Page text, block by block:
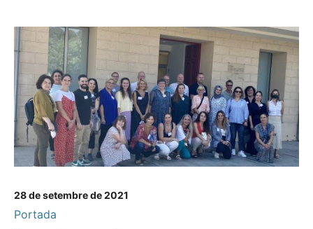
28 de setembre de 2021
Portada